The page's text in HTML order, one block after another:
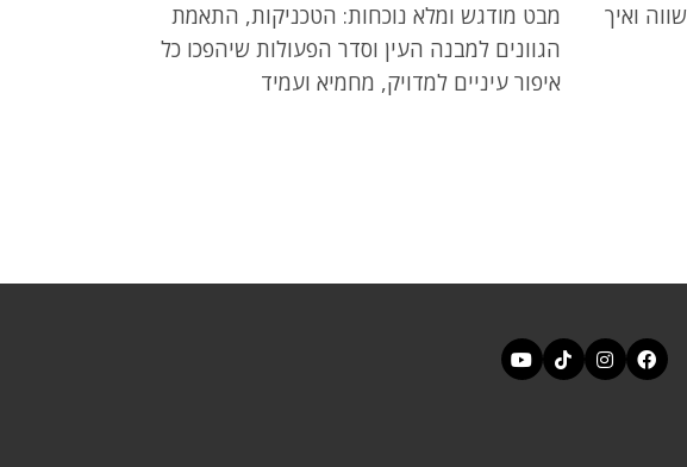
ואיך
מבט מודגש ומלא נוכחות: הטכניקות, התאמת
הגוונים למבנה העין וסדר הפעולות שיהפכו כל
איפור עיניים למדויק, מחמיא ועמיד